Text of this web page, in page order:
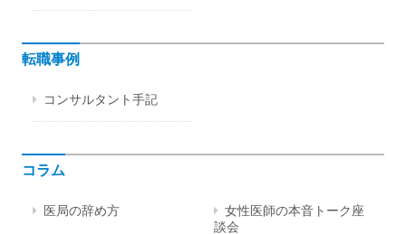
転職事例
コンサルタント手記
コラム
医局の辞め方
女性医師の本音トーク座
談会